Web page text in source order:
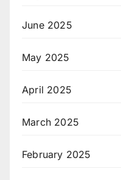
June 2025
May 2025
April 2025
March 2025
February 2025